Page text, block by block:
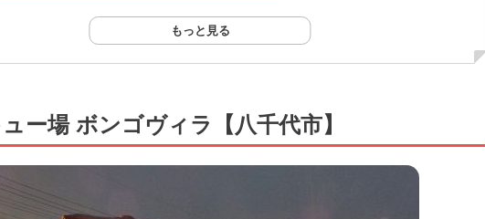
もっと見る
ー場 ボンゴヴィラ【八千代市】